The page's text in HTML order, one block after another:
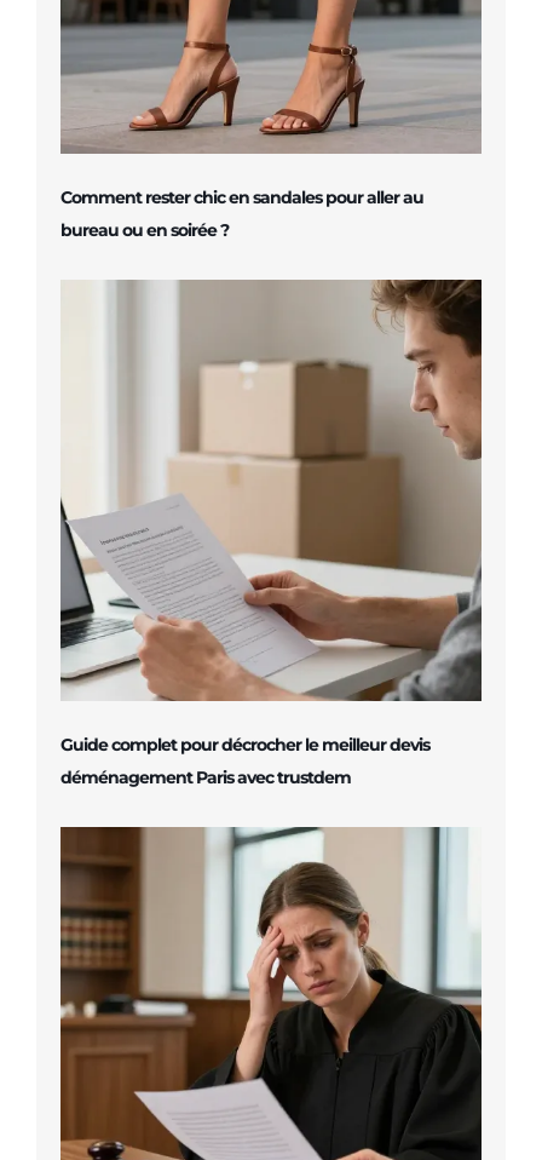
Comment rester chic en sandales pour aller au
bureau ou en soirée ?
Guide complet pour décrocher le meilleur devis
déménagement Paris avec trustdem